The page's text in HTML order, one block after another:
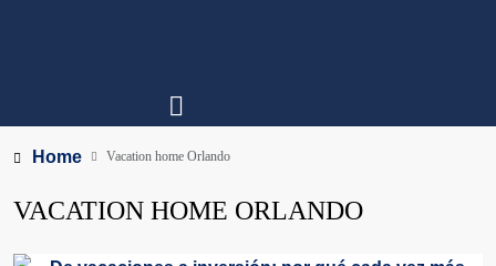
Home Vacation home Orlando
VACATION HOME ORLANDO